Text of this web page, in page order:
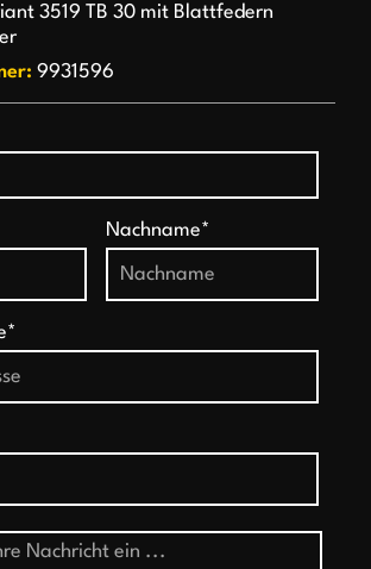
3519 TB 30 mit Blattfedern
9931596
Nachname*